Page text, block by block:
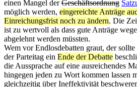
einen Mangel derGeschäftsordnung
möglich werden, eingereichte Anträge
Einreichungsfrist noch zu ändern. Die
ist zu wertvoll als dass gute Anträge
abgelehnt werden müssten.
Wem vor Endlosdebatten graut, der
der Parteitag ein Ende der Debatte
die Aussprache auf eine ausreichendes
hingegen jeden zu Wort kommen lassen
gleichzeitig über Ineffektivität